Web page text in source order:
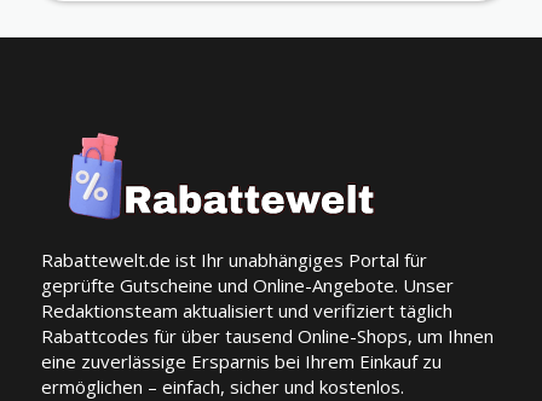
Rabattewelt.de ist Ihr unabhängiges Portal für
geprüfte Gutscheine und Online-Angebote. Unser
Redaktionsteam aktualisiert und verifiziert täglich
Rabattcodes für über tausend Online-Shops, um Ihnen
eine zuverlässige Ersparnis bei Ihrem Einkauf zu
ermöglichen – einfach, sicher und kostenlos.